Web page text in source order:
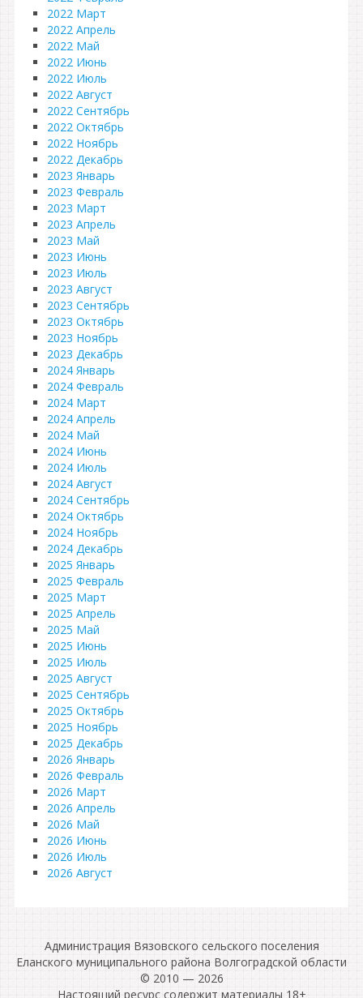
2022 Март
2022 Апрель
2022 Май
2022 Июнь
2022 Июль
2022 Август
2022 Сентябрь
2022 Октябрь
2022 Ноябрь
2022 Декабрь
2023 Январь
2023 Февраль
2023 Март
2023 Апрель
2023 Май
2023 Июнь
2023 Июль
2023 Август
2023 Сентябрь
2023 Октябрь
2023 Ноябрь
2023 Декабрь
2024 Январь
2024 Февраль
2024 Март
2024 Апрель
2024 Май
2024 Июнь
2024 Июль
2024 Август
2024 Сентябрь
2024 Октябрь
2024 Ноябрь
2024 Декабрь
2025 Январь
2025 Февраль
2025 Март
2025 Апрель
2025 Май
2025 Июнь
2025 Июль
2025 Август
2025 Сентябрь
2025 Октябрь
2025 Ноябрь
2025 Декабрь
2026 Январь
2026 Февраль
2026 Март
2026 Апрель
2026 Май
2026 Июнь
2026 Июль
2026 Август
Администрация Вязовского сельского поселения
Еланского муниципального района Волгоградской области
© 2010 — 2026
Настоящий ресурс содержит материалы 18+